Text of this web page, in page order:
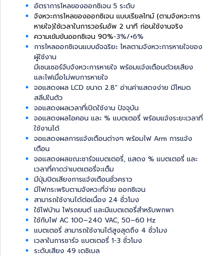
อัตราการไหลของออกซิเจน 5 ระดับ
จังหวะการไหลของออกซิเจน แบบเรียลไทม์ (ตามจังหวะการ
หายใจ)ใช้เวลาในการวอร์มอัพ 2 นาที ก่อนใช้งานจริง
ความเข้มข้นออกซิเจน 90%-3%/+6%
การไหลออกซิเจนแบบอัจฉริยะ ไหลตามจังหวะการหายใจของ
ผู้ใช้งาน
มีเซนเซอร์จับจังหวะการหายใจ พร้อมแจ้งเตือนด้วยเสียง
และไฟเมื่อไม่พบการหายใจ
จอแสดงผล LCD ขนาด 2.8” อ่านค่าแสดงง่าย มีโหมด
สลีปในตัว
จอแสดงผลเวลาที่เปิดใช้งาน ปัจจุบัน
จอแสดงผลไอคอน และ % แบตเตอรี่ พร้อมแจ้งระยะเวลาที่
ใช้งานได้
จอแสดงผลการแจ้งเตือนต่างๆ พร้อมไฟ Arm การแจ้ง
เตือน
จอแสดงผลขณะชาร์จแบตเตอรี่, แสดง % แบตเตอรี่ และ
เวลาที่คาดว่าเบตเตอรี่จะเต็ม
มีปุ่มปิดเสียงการแจ้งเตือนชั่วคราว
มีไฟกระพริบตามจังหวะที่จ่าย ออกซิเจน
สามารถใช้งานได้ต่อเนื่อง 24 ชั่วโมง
ใช้ไฟบ้าน ไฟรถยนต์ และมีแบตเตอรี่สำหรับพกพา
ใช้กับไฟ AC 100–240 VAC, 50–60 Hz
แบตเตอรี่ สามารถใช้งานได้สูงสุดถึง 4 ชั่วโมง
เวลาในการชาร์จ แบตเตอรี่ 1-3 ชั่วโมง
ระดับเสียง 49 เดซิเบล